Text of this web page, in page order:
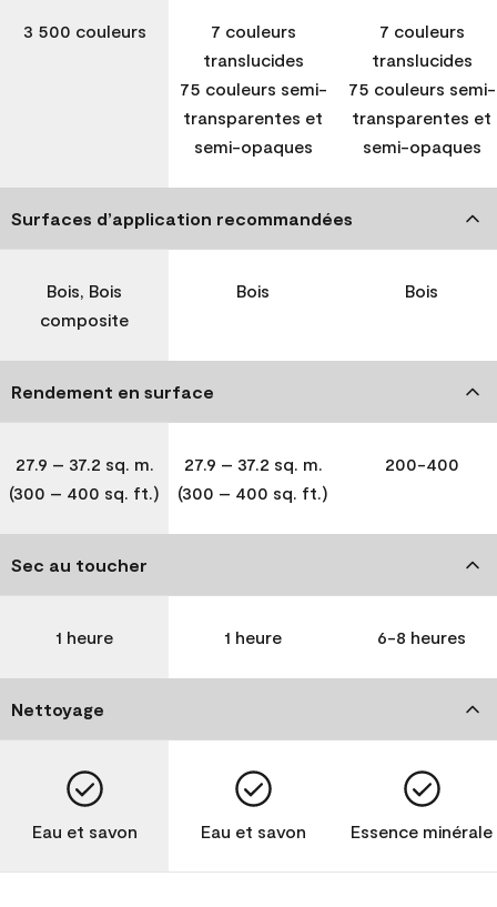
3 500 couleurs
7 couleurs
translucides
75 couleurs semi-
transparentes et
semi-opaques
7 couleurs
translucides
75 couleurs semi-
transparentes et
semi-opaques
Surfaces d’application recommandées
Bois, Bois
composite
Bois Bois
Rendement en surface
27.9 – 37.2 sq. m.
(300 – 400 sq. ft.)
27.9 – 37.2 sq. m.
(300 – 400 sq. ft.)
200-400
Sec au toucher
1 heure 1 heure 6-8 heures
Nettoyage
Eau et savon Eau et savon Essence minérale